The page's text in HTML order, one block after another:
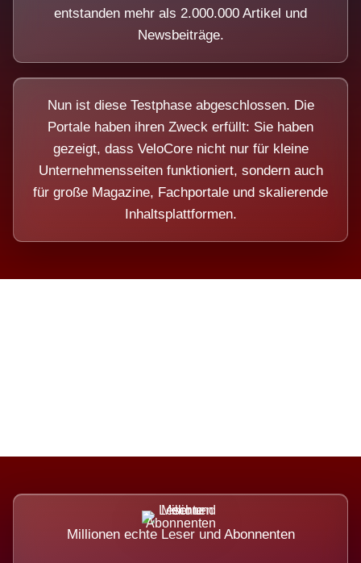
entstanden mehr als 2.000.000 Artikel und
Newsbeiträge.
Nun ist diese Testphase abgeschlossen. Die
Portale haben ihren Zweck erfüllt: Sie haben
gezeigt, dass VeloCore nicht nur für kleine
Unternehmensseiten funktioniert, sondern auch
für große Magazine, Fachportale und skalierende
Inhaltsplattformen.
Millionen echte Leser und Abonnenten